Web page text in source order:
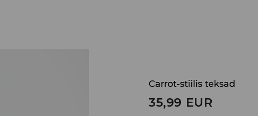
Carrot-stiilis teksad
35,99 EUR